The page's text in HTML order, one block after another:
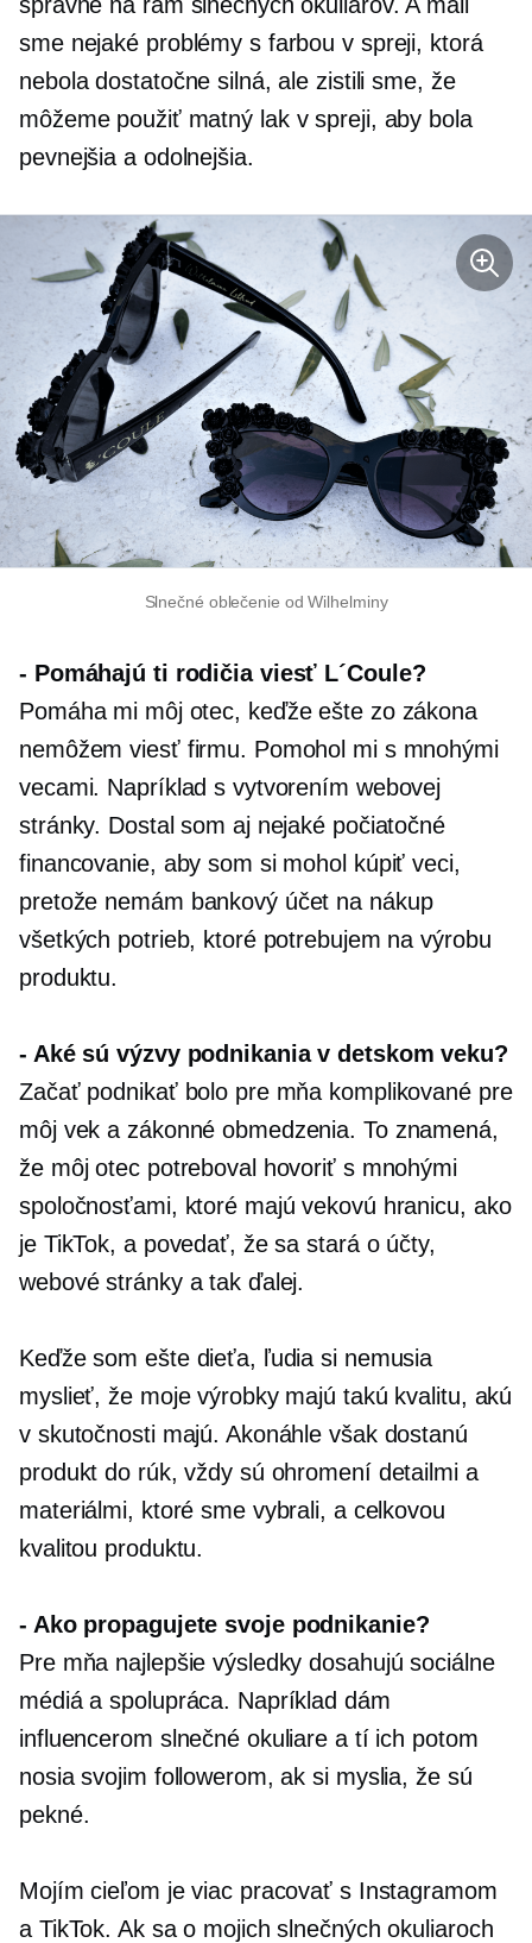
sme nejaké problémy s farbou v spreji, ktorá
nebola dostatočne silná, ale zistili sme, že
môžeme použiť matný lak v spreji, aby bola
pevnejšia a odolnejšia.
Slnečné oblečenie od Wilhelminy
- Pomáhajú ti rodičia viesť L´Coule?
Pomáha mi môj otec, keďže ešte zo zákona
nemôžem viesť firmu. Pomohol mi s mnohými
vecami. Napríklad s vytvorením webovej
stránky. Dostal som aj nejaké počiatočné
financovanie, aby som si mohol kúpiť veci,
pretože nemám bankový účet na nákup
všetkých potrieb, ktoré potrebujem na výrobu
produktu.
- Aké sú výzvy podnikania v detskom veku?
Začať podnikať bolo pre mňa komplikované pre
môj vek a zákonné obmedzenia. To znamená,
že môj otec potreboval hovoriť s mnohými
spoločnosťami, ktoré majú vekovú hranicu, ako
je TikTok, a povedať, že sa stará o účty,
webové stránky a tak ďalej.
Keďže som ešte dieťa, ľudia si nemusia
myslieť, že moje výrobky majú takú kvalitu, akú
v skutočnosti majú. Akonáhle však dostanú
produkt do rúk, vždy sú ohromení detailmi a
materiálmi, ktoré sme vybrali, a celkovou
kvalitou produktu.
- Ako propagujete svoje podnikanie?
Pre mňa najlepšie výsledky dosahujú sociálne
médiá a spolupráca. Napríklad dám
influencerom slnečné okuliare a tí ich potom
nosia svojim followerom, ak si myslia, že sú
pekné.
Mojím cieľom je viac pracovať s Instagramom
a TikTok. Ak sa o mojich slnečných okuliaroch